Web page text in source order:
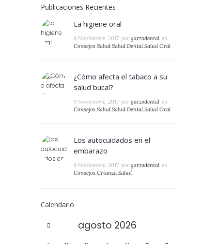
Publicaciones Recientes
La higiene oral
9 Noviembre, 2017 por garzodental en
Consejos,Salud,Salud Dental,Salud Oral
¿Cómo afecta el tabaco a su
salud bucal?
9 Noviembre, 2017 por garzodental en
Consejos,Salud,Salud Dental,Salud Oral
Los autocuidados en el
embarazo
9 Noviembre, 2017 por garzodental en
Consejos, Crianza, Salud
Calendario
agosto 2026